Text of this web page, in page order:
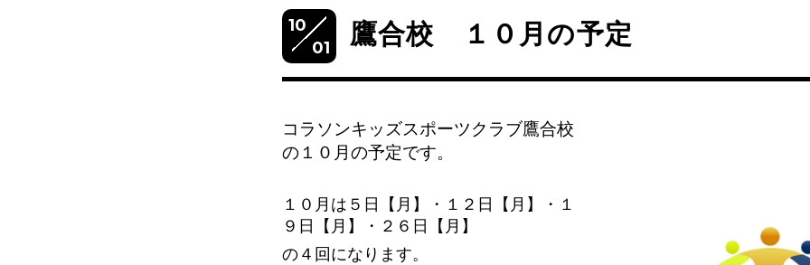
10
01
鷹合校 １０月の予定
コラソンキッズスポーツクラブ鷹合校
の１０ 月の予定です。
１０月は５日【月】・１２日【月】・１
９日【月】・２６日【月】
の４回になります。